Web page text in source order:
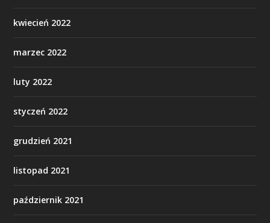
kwiecień 2022
marzec 2022
luty 2022
styczeń 2022
grudzień 2021
listopad 2021
październik 2021